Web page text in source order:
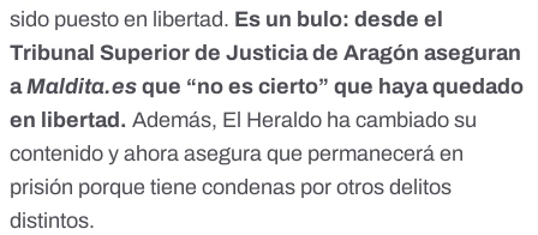
sido puesto en libertad. Es un bulo: desde el
Tribunal Superior de Justicia de Aragón aseguran
aMaldita.es que “no es cierto” que haya quedado
en libertad. Además, El Heraldo ha cambiado su
contenido y ahora asegura que permanecerá en
prisión porque tiene condenas por otros delitos
distintos.